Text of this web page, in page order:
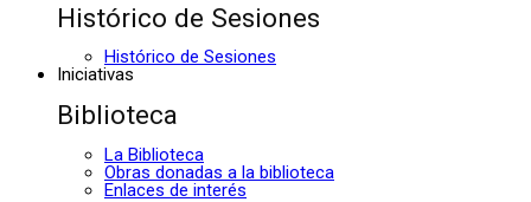
Histórico de Sesiones
Histórico de Sesiones
Iniciativas
Biblioteca
La Biblioteca
Obras donadas a la biblioteca
Enlaces de interés